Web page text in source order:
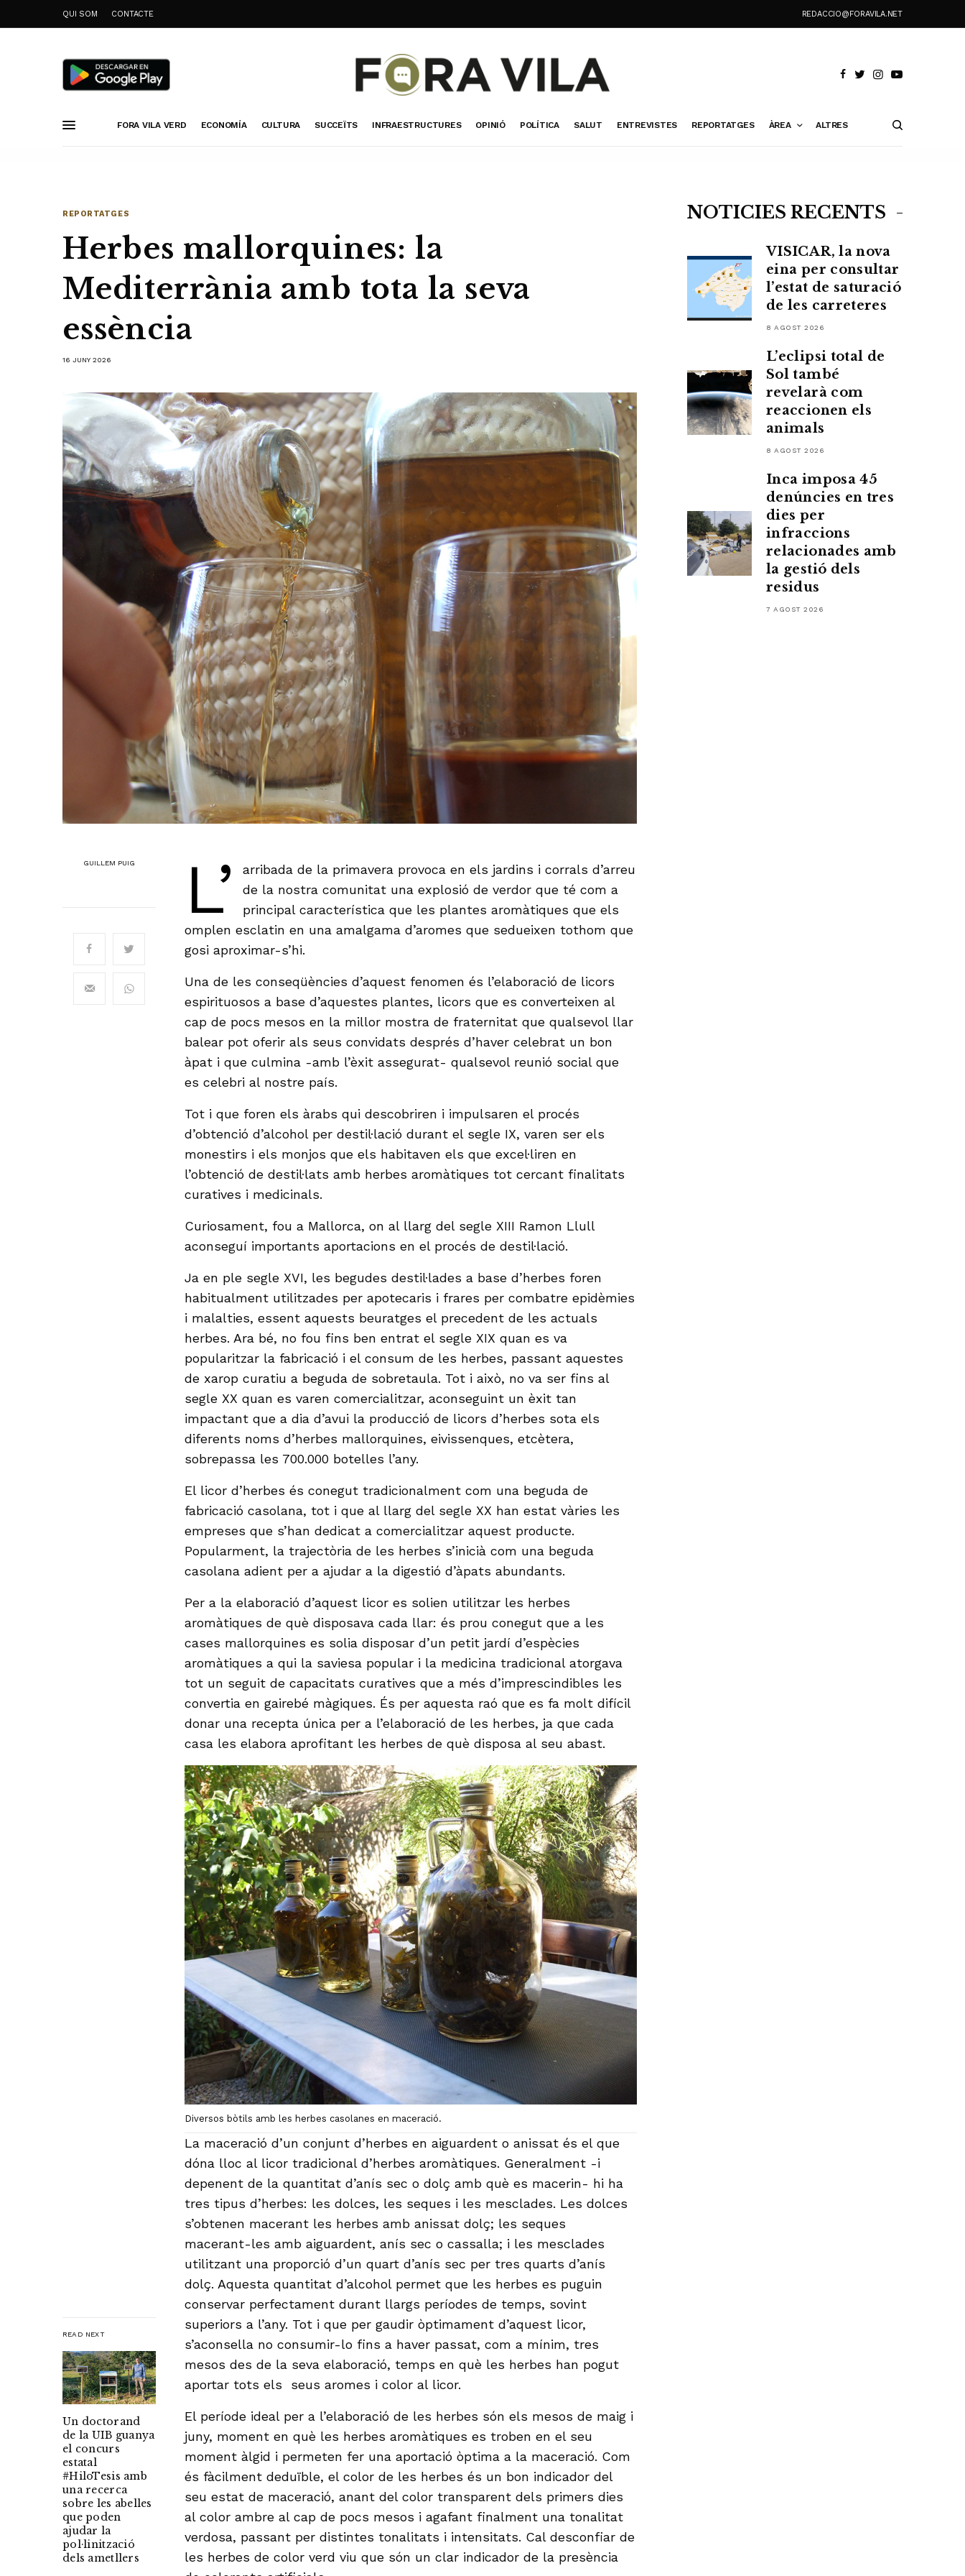
QUI SOM CONTACTE REDACCIO@FORAVILA.NET
FORA VILA VERD ECONOMÍA CULTURA SUCCEÏTS INFRAESTRUCTURES OPINIÓ POLÍTICA SALUT ENTREVISTES REPORTATGES ÀREA ALTRES
REPORTATGES
Herbes mallorquines: la
Mediterrània amb tota la seva
essència
16 JUNY 2026
GUILLEM PUIG
READ NEXT
Un doctorand
de la UIB guanya
el concurs
estatal
#HiloTesis amb
una recerca
sobre les abelles
que poden
ajudar la
pol·linització
dels ametllers
L’
arribada de la primavera provoca en els jardins i corrals d’arreu
de la nostra comunitat una explosió de verdor que té com a
principal característica que les plantes aromàtiques que els
omplen esclatin en una amalgama d’aromes que sedueixen tothom que
gosi aproximar-s’hi.
Una de les conseqüències d’aquest fenomen és l’elaboració de licors
espirituosos a base d’aquestes plantes, licors que es converteixen al
cap de pocs mesos en la millor mostra de fraternitat que qualsevol llar
balear pot oferir als seus convidats després d’haver celebrat un bon
àpat i que culmina -amb l’èxit assegurat- qualsevol reunió social que
es celebri al nostre país.
Tot i que foren els àrabs qui descobriren i impulsaren el procés
d’obtenció d’alcohol per destil·lació durant el segle IX, varen ser els
monestirs i els monjos que els habitaven els que excel·liren en
l’obtenció de destil·lats amb herbes aromàtiques tot cercant finalitats
curatives i medicinals.
Curiosament, fou a Mallorca, on al llarg del segle XIII Ramon Llull
aconseguí importants aportacions en el procés de destil·lació.
Ja en ple segle XVI, les begudes destil·lades a base d’herbes foren
habitualment utilitzades per apotecaris i frares per combatre epidèmies
i malalties, essent aquests beuratges el precedent de les actuals
herbes. Ara bé, no fou fins ben entrat el segle XIX quan es va
popularitzar la fabricació i el consum de les herbes, passant aquestes
de xarop curatiu a beguda de sobretaula. Tot i això, no va ser fins al
segle XX quan es varen comercialitzar, aconseguint un èxit tan
impactant que a dia d’avui la producció de licors d’herbes sota els
diferents noms d’herbes mallorquines, eivissenques, etcètera,
sobrepassa les 700.000 botelles l’any.
El licor d’herbes és conegut tradicionalment com una beguda de
fabricació casolana, tot i que al llarg del segle XX han estat vàries les
empreses que s’han dedicat a comercialitzar aquest producte.
Popularment, la trajectòria de les herbes s’inicià com una beguda
casolana adient per a ajudar a la digestió d’àpats abundants.
Per a la elaboració d’aquest licor es solien utilitzar les herbes
aromàtiques de què disposava cada llar: és prou conegut que a les
cases mallorquines es solia disposar d’un petit jardí d’espècies
aromàtiques a qui la saviesa popular i la medicina tradicional atorgava
tot un seguit de capacitats curatives que a més d’imprescindibles les
convertia en gairebé màgiques. És per aquesta raó que es fa molt difícil
donar una recepta única per a l’elaboració de les herbes, ja que cada
casa les elabora aprofitant les herbes de què disposa al seu abast.
Diversos bòtils amb les herbes casolanes en maceració.
La maceració d’un conjunt d’herbes en aiguardent o anissat és el que
dóna lloc al licor tradicional d’herbes aromàtiques. Generalment -i
depenent de la quantitat d’anís sec o dolç amb què es macerin- hi ha
tres tipus d’herbes: les dolces, les seques i les mesclades. Les dolces
s’obtenen macerant les herbes amb anissat dolç; les seques
macerant-les amb aiguardent, anís sec o cassalla; i les mesclades
utilitzant una proporció d’un quart d’anís sec per tres quarts d’anís
dolç. Aquesta quantitat d’alcohol permet que les herbes es puguin
conservar perfectament durant llargs períodes de temps, sovint
superiors a l’any. Tot i que per gaudir òptimament d’aquest licor,
s’aconsella no consumir-lo fins a haver passat, com a mínim, tres
mesos des de la seva elaboració, temps en què les herbes han pogut
aportar tots els seus aromes i color al licor.
El període ideal per a l’elaboració de les herbes són els mesos de maig i
juny, moment en què les herbes aromàtiques es troben en el seu
moment àlgid i permeten fer una aportació òptima a la maceració. Com
és fàcilment deduïble, el color de les herbes és un bon indicador del
seu estat de maceració, anant del color transparent dels primers dies
al color ambre al cap de pocs mesos i agafant finalment una tonalitat
verdosa, passant per distintes tonalitats i intensitats. Cal desconfiar de
les herbes de color verd viu que són un clar indicador de la presència
NOTÍCIES RECENTS
VISICAR, la nova
eina per consultar
l’estat de saturació
de les carreteres
8 AGOST 2026
L’eclipsi total de
Sol també
revelarà com
reaccionen els
animals
8 AGOST 2026
Inca imposa 45
denúncies en tres
dies per
infraccions
relacionades amb
la gestió dels
residus
7 AGOST 2026